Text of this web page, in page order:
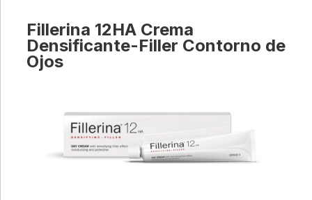
Fillerina 12HA Crema
Densificante-Filler Contorno de
Ojos